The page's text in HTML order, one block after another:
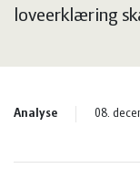
Planter
loveerklæring
Analyse 08.